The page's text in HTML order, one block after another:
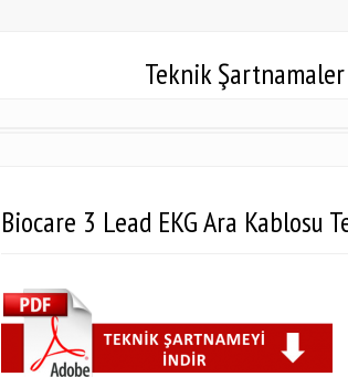
Teknik Şartnamaler
Biocare 3 Lead EKG Ara Kablosu